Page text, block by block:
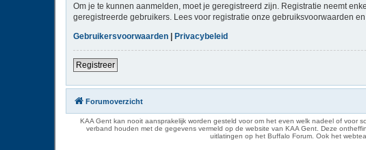
Om je te kunnen aanmelden, moet je geregistreerd zijn. Registratie neemt
geregistreerde gebruikers. Lees voor registratie onze gebruiksvoorwaarden
Gebruikersvoorwaarden | Privacybeleid
Registreer
Forumoverzicht
KAA Gent kan nooit aansprakelijk worden gesteld voor om het even welk nadeel of voor
verband houden met de gegevens vermeld op de website van KAA Gent. Deze
uitlatingen op het Buffalo Forum. Ook het